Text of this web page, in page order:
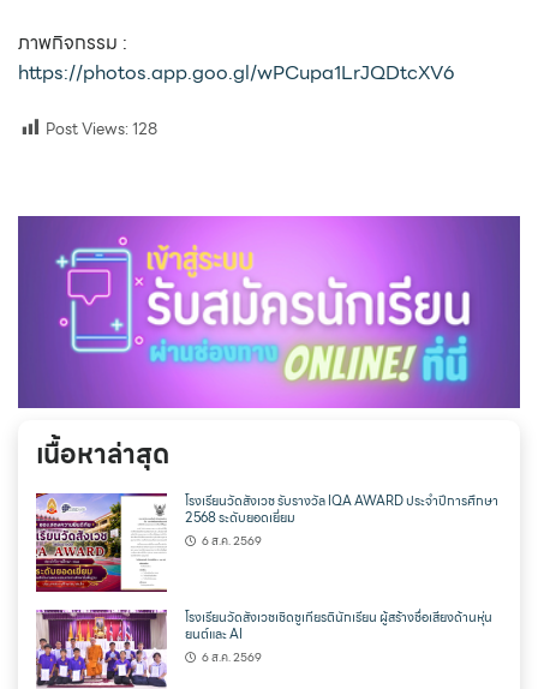
ภาพกิจกรรม :
https://photos.app.goo.gl/wPCupa1LrJQDtcXV6
Post Views:128
เนื้อหาล่าสุด
โรงเรียนวัดสังเวช รับรางวัล IQA AWARD ประจำปีการศึกษา
2568 ระดับยอดเยี่ยม
6 ส.ค. 2569
โรงเรียนวัดสังเวชเชิดชูเกียรตินักเรียน ผู้สร้างชื่อเสียงด้านหุ่น
ยนต์และ AI
6 ส.ค. 2569